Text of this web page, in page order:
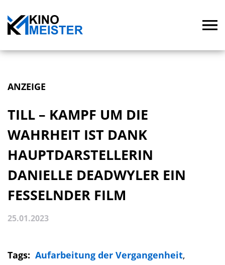
ANZEIGE
TILL – KAMPF UM DIE
WAHRHEIT IST DANK
HAUPTDARSTELLERIN
DANIELLE DEADWYLER EIN
FESSELNDER FILM
25.01.2023
Tags: Aufarbeitung der Vergangenheit,